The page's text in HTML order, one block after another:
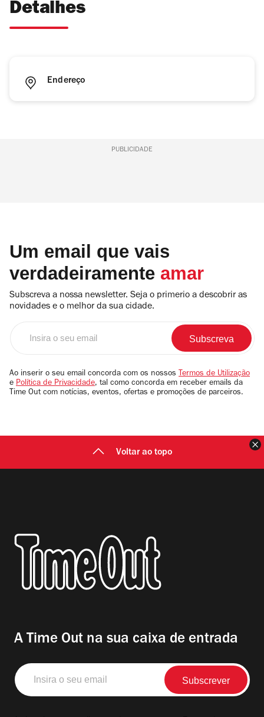
Detalhes
Endereço
PUBLICIDADE
Um email que vais
verdadeiramente amar
Subscreva a nossa newsletter. Seja o primerio a descobrir as
novidades e o melhor da sua cidade.
email
Ao inserir o seu email concorda com os nossos Termos de Utilização
e Política de Privacidade, tal como concorda em receber emails da
Time Out com notícias, eventos, ofertas e promoções de parceiros.
Voltar ao topo
A Time Out na sua caixa de entrada
Insira
o
seu